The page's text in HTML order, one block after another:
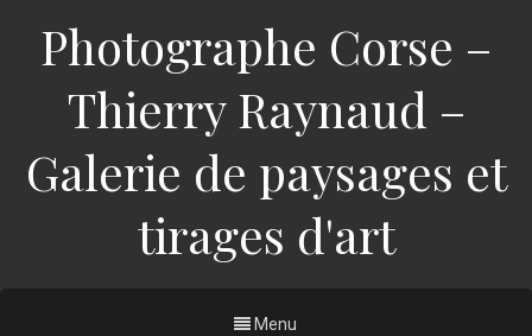
Photographe Corse –
Thierry Raynaud –
Galerie de paysages et
tirages d'art
Menu